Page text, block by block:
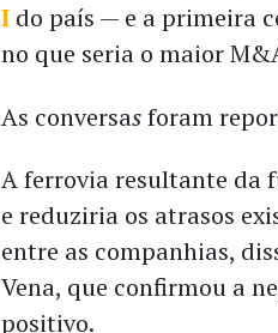
I do país — e a primeira
no que seria o maior
As conversasforam
A ferrovia resultante da
e reduziria os atrasos
entre as companhias,
Vena, que confirmou a
positivo.